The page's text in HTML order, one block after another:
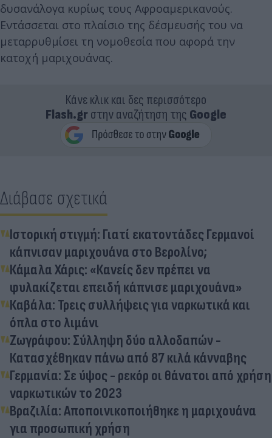
δυσανάλογα κυρίως τους Αφροαμερικανούς.
Εντάσσεται στο πλαίσιο της δέσμευσής του να
μεταρρυθμίσει τη νομοθεσία που αφορά την
κατοχή μαριχουάνας.
Κάνε κλικ και δες περισσότερο
Flash.grστην αναζήτηση της Google
Διάβασε σχετικά
Ιστορική στιγμή: Γιατί εκατοντάδες Γερμανοί
κάπνισαν μαριχουάνα στο Βερολίνο;
Κάμαλα Χάρις: «Κανείς δεν πρέπει να
φυλακίζεται επειδή κάπνισε μαριχουάνα»
Καβάλα: Τρεις συλλήψεις για ναρκωτικά και
όπλα στο λιμάνι
Ζωγράφου: Σύλληψη δύο αλλοδαπών -
Κατασχέθηκαν πάνω από 87 κιλά κάνναβης
Γερμανία: Σε ύψος - ρεκόρ οι θάνατοι από χρήση
ναρκωτικών το 2023
Βραζιλία: Αποποινικοποιήθηκε η μαριχουάνα
για προσωπική χρήση